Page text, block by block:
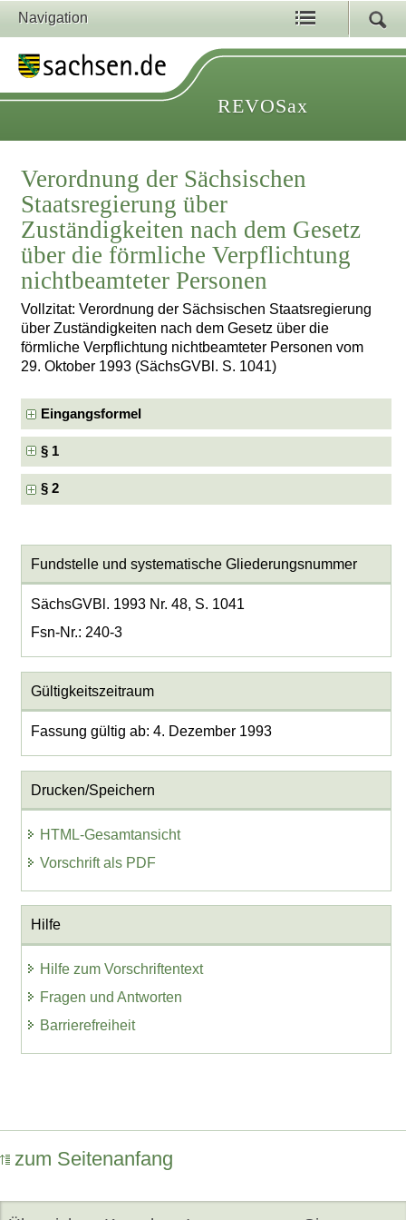
Navigation
REVOSax
Verordnung der Sächsischen
Staatsregierung über
Zuständigkeiten nach dem Gesetz
über die förmliche Verpflichtung
nichtbeamteter Personen
Vollzitat: Verordnung der Sächsischen Staatsregierung
über Zuständigkeiten nach dem Gesetz über die
förmliche Verpflichtung nichtbeamteter Personen vom
29. Oktober 1993 (SächsGVBl. S. 1041)
Eingangsformel
§ 1
§ 2
Fundstelle und systematische Gliederungsnummer
SächsGVBl. 1993 Nr. 48, S. 1041
Fsn-Nr.: 240-3
Gültigkeitszeitraum
Fassung gültig ab: 4. Dezember 1993
Drucken/Speichern
HTML-Gesamtansicht
Vorschrift als PDF
Hilfe
Hilfe zum Vorschriftentext
Fragen und Antworten
Barrierefreiheit
zum Seitenanfang